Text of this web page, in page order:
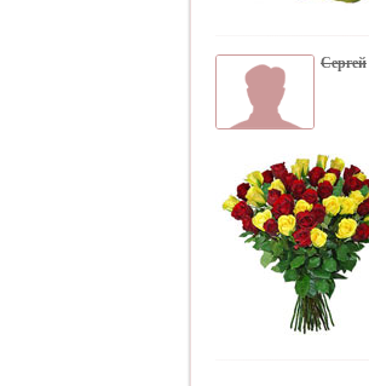
Сергей